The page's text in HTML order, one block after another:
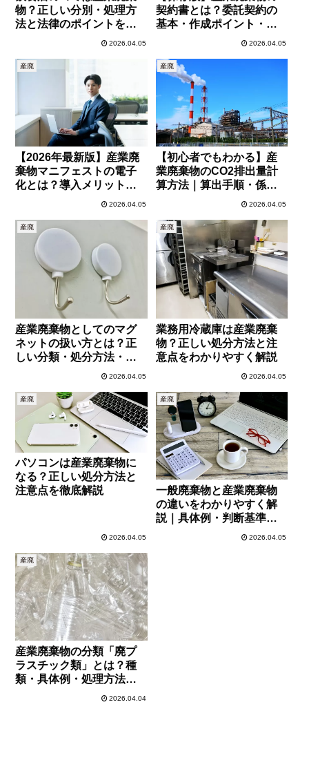
物？正しい分別・処理方
法と法律のポイントを徹
2026.04.05
契約書とは？委託契約の
基本・作成ポイント・注
2026.04.05
産廃
【2026年最新版】産業廃
棄物マニフェストの電子
化とは？導入メリット・
手順・注意点を徹底解説
2026.04.05
産廃
【初心者でもわかる】産
業廃棄物のCO2排出量計
算方法｜算出手順・係
数・実務ポイントを徹底
2026.04.05
産廃
産業廃棄物としてのマグ
ネットの扱い方とは？正
しい分類・処分方法・注
2026.04.05
産廃
業務用冷蔵庫は産業廃棄
物？正しい処分方法と注
意点をわかりやすく解説
2026.04.05
産廃
パソコンは産業廃棄物に
なる？正しい処分方法と
注意点を徹底解説
2026.04.05
産廃
一般廃棄物と産業廃棄物
の違いをわかりやすく解
説｜具体例・判断基準・
処理方法まで徹底解説2026.04.05
産廃
産業廃棄物の分類「廃プ
ラスチック類」とは？種
類・具体例・処理方法ま
2026.04.04